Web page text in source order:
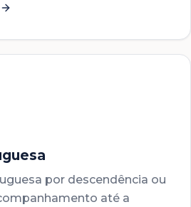
por descendência ou
até a